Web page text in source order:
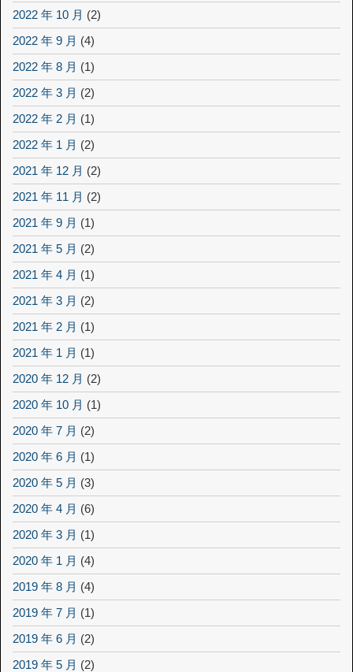
2022 年 10 月 (2)
2022 年 9 月 (4)
2022 年 8 月 (1)
2022 年 3 月 (2)
2022 年 2 月 (1)
2022 年 1 月 (2)
2021 年 12 月 (2)
2021 年 11 月 (2)
2021 年 9 月 (1)
2021 年 5 月 (2)
2021 年 4 月 (1)
2021 年 3 月 (2)
2021 年 2 月 (1)
2021 年 1 月 (1)
2020 年 12 月 (2)
2020 年 10 月 (1)
2020 年 7 月 (2)
2020 年 6 月 (1)
2020 年 5 月 (3)
2020 年 4 月 (6)
2020 年 3 月 (1)
2020 年 1 月 (4)
2019 年 8 月 (4)
2019 年 7 月 (1)
2019 年 6 月 (2)
2019 年 5 月 (2)